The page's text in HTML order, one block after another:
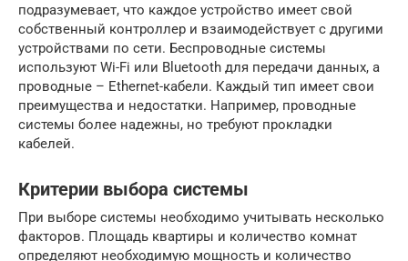
подразумевает, что каждое устройство имеет свой
собственный контроллер и взаимодействует с другими
устройствами по сети. Беспроводные системы
используют Wi-Fi или Bluetooth для передачи данных, а
проводные – Ethernet-кабели. Каждый тип имеет свои
преимущества и недостатки. Например, проводные
системы более надежны, но требуют прокладки
кабелей.
Критерии выбора системы
При выборе системы необходимо учитывать несколько
факторов. Площадь квартиры и количество комнат
определяют необходимую мощность и количество